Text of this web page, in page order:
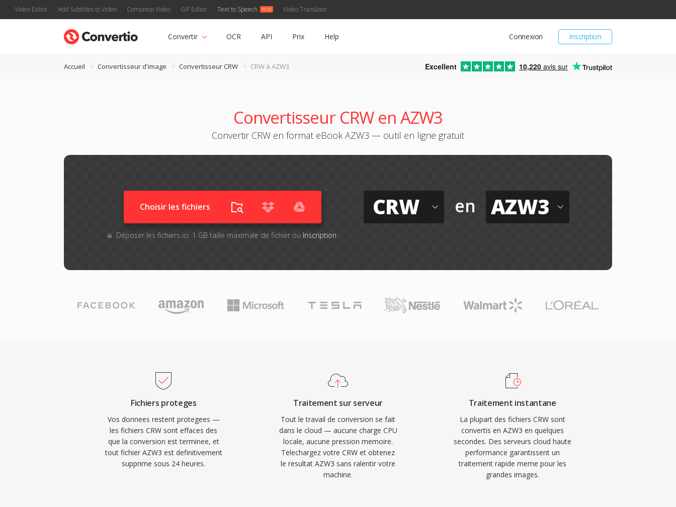
Video Editor Add Subtitles to Video Compress Video GIF Editor Text to Speech Video Translator
Inscription
Connexion
Convertir OCR API Prix Help
Accueil Convertisseur d'image Convertisseur CRW CRW à AZW3 Excellent 10,220 avis sur
Convertisseur CRW en AZW3
Convertir CRW en format eBook AZW3 — outil en ligne gratuit
Choisir les fichiers
Déposer les fichiers ici. 1 GB taille maximale de fichier ou Inscription
CRW en AZW3
Fichiers proteges
Vos donnees restent protegees —
les fichiers CRW sont effaces des
que la conversion est terminee, et
tout fichier AZW3 est definitivement
supprime sous 24 heures.
Traitement sur serveur
Tout le travail de conversion se fait
dans le cloud — aucune charge CPU
locale, aucune pression memoire.
Telechargez votre CRW et obtenez
le resultat AZW3 sans ralentir votre
machine.
Traitement instantane
La plupart des fichiers CRW sont
convertis en AZW3 en quelques
secondes. Des serveurs cloud haute
performance garantissent un
traitement rapide meme pour les
grandes images.